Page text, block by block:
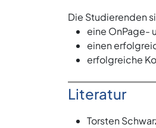
Die Studierenden
eine OnPage-
einen
erfolgreiche
Literatur
Torsten